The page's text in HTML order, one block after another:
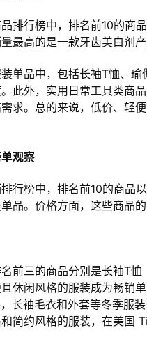
排行榜中，排名前10的商
最高的是一款牙齿美白剂
单品中，包括长袖T恤、
此外，实用日常工具类商
求。总的来说，低价、轻
观察
行榜中，排名前10的商品
品。价格方面，这些商品
前三的商品分别是长袖T
休闲风格的服装成为畅销
长袖毛衣和外套等冬季服
简约风格的服装，在美国